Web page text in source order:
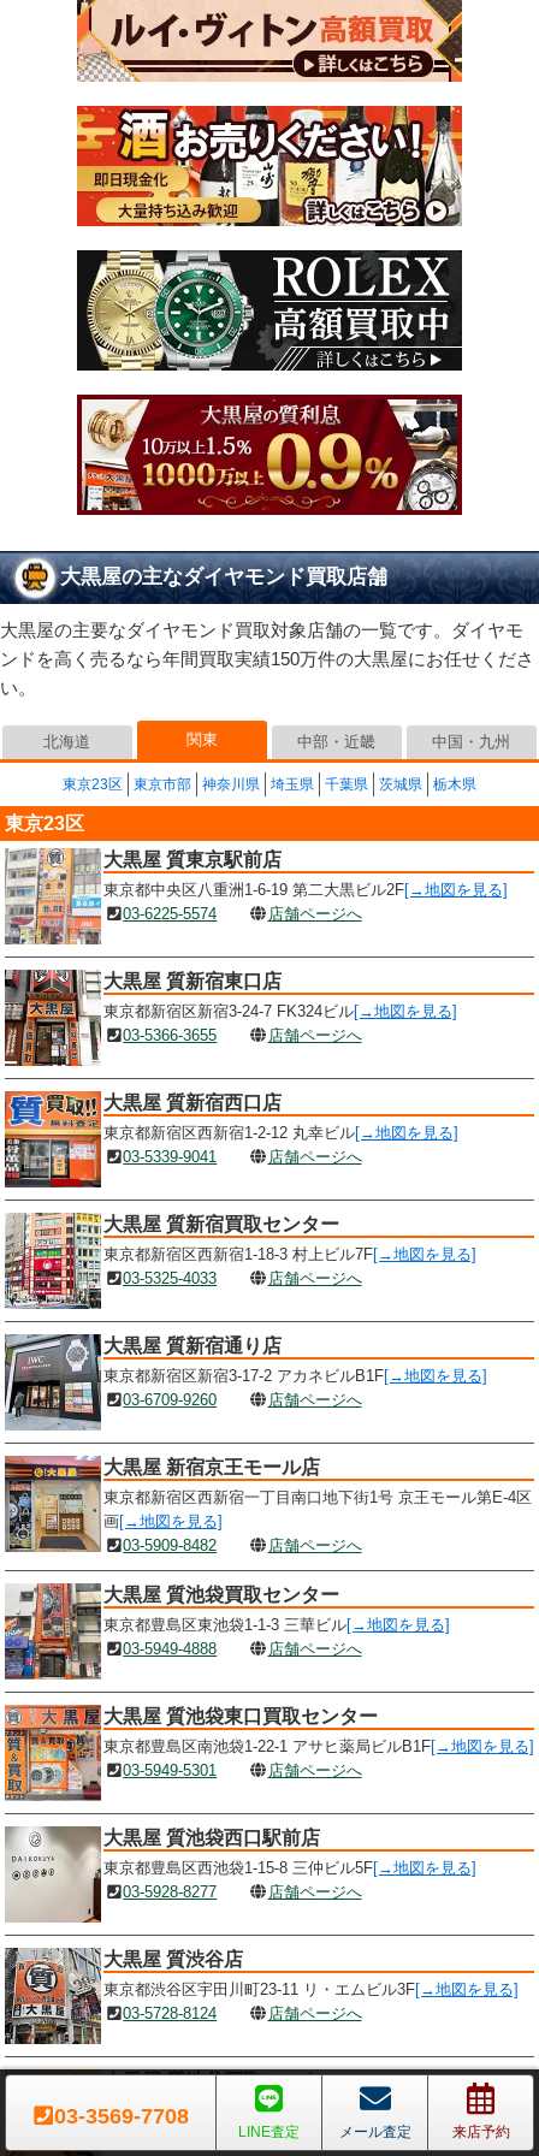
大黒屋の主なダイヤモンド買取店舗
大黒屋の主要なダイヤモンド買取対象店舗の一覧です。ダイヤモ
ンドを高く売るなら年間買取実績150万件の大黒屋にお任せくださ
い。
北海道 関東 中部・近畿 中国・九州
東京23区 東京市部 神奈川県 埼玉県 千葉県 茨城県 栃木県
東京23区
大黒屋 質東京駅前店
東京都中央区八重洲1-6-19 第二大黒ビル2F[→地図を見る]
03-6225-5574
店舗ページへ
大黒屋 質新宿東口店
東京都新宿区新宿3-24-7 FK324ビル[→地図を見る]
03-5366-3655
店舗ページへ
大黒屋 質新宿西口店
東京都新宿区西新宿1-2-12 丸幸ビル[→地図を見る]
03-5339-9041
店舗ページへ
大黒屋 質新宿買取センター
東京都新宿区西新宿1-18-3 村上ビル7F[→地図を見る]
03-5325-4033
店舗ページへ
大黒屋 質新宿通り店
東京都新宿区新宿3-17-2 アカネビルB1F[→地図を見る]
03-6709-9260
店舗ページへ
大黒屋 新宿京王モール店
東京都新宿区西新宿一丁目南口地下街1号 京王モール第E-4区
画[→地図を見る]
03-5909-8482
店舗ページへ
大黒屋 質池袋買取センター
東京都豊島区東池袋1-1-3 三華ビル[→地図を見る]
03-5949-4888
店舗ページへ
大黒屋 質池袋東口買取センター
東京都豊島区南池袋1-22-1 アサヒ薬局ビルB1F[→地図を見る]
03-5949-5301
店舗ページへ
大黒屋 質池袋西口駅前店
東京都豊島区西池袋1-15-8 三仲ビル5F[→地図を見る]
03-5928-8277
店舗ページへ
大黒屋 質渋谷店
東京都渋谷区宇田川町23-11 リ・エムビル3F[→地図を見る]
03-5728-8124
店舗ページへ
大黒屋 質渋谷買取センター
東京都渋谷区神南1-22-7 岩本ビル4F
[→地図を見る]
店舗ページへ
03-3569-7708
LINE査定 メール査定 来店予約